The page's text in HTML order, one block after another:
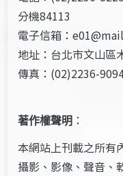
分機84113
電子信箱：
地址：台北市文山區
傳真：(02)2236-
著作權聲明 ：
本網站上刊載之所有
攝影、影像、聲音、